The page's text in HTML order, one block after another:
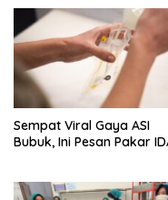
Sempat Viral Gaya ASI
Bubuk, Ini Pesan Pakar